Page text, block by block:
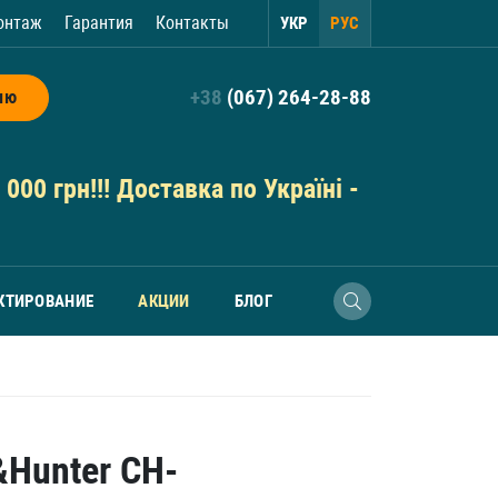
Гарантия Контакты УКР РУС
+38 (067) 264-28-88
грн!!! Доставка по Україні -
АКЦИИ БЛОГ
CH-